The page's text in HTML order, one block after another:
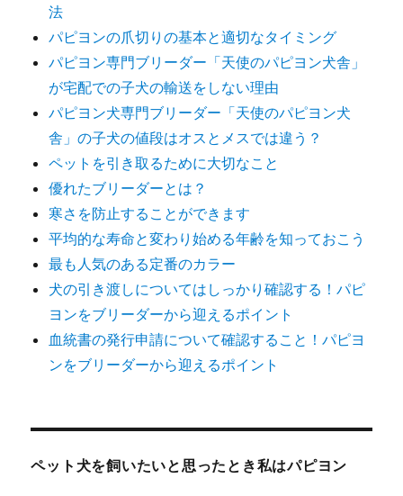
法
パピヨンの爪切りの基本と適切なタイミング
パピヨン専門ブリーダー「天使のパピヨン犬舎」
が宅配での子犬の輸送をしない理由
パピヨン犬専門ブリーダー「天使のパピヨン犬
舎」の子犬の値段はオスとメスでは違う？
ペットを引き取るために大切なこと
優れたブリーダーとは？
寒さを防止することができます
平均的な寿命と変わり始める年齢を知っておこう
最も人気のある定番のカラー
犬の引き渡しについてはしっかり確認する！パピ
ヨンをブリーダーから迎えるポイント
血統書の発行申請について確認すること！パピヨ
ンをブリーダーから迎えるポイント
ペット犬を飼いたいと思ったとき私はパピヨン